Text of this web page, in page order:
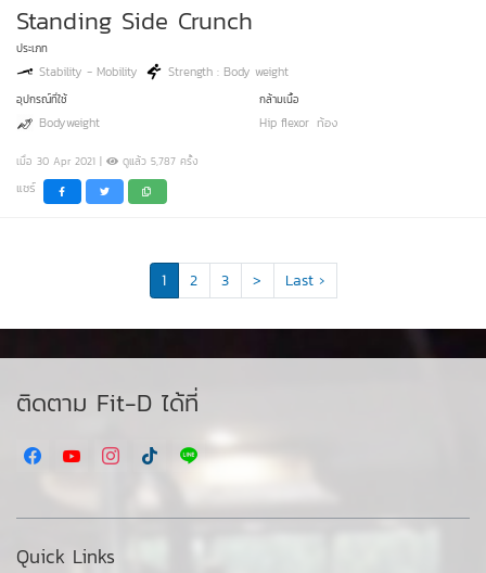
Standing Side Crunch
ประเภท
Stability - Mobility Strength : Body weight
อุปกรณ์ที่ใช้
Bodyweight
กล้ามเนื้อ
Hip flexor ท้อง
เมื่อ 30 Apr 2021 | ดูแล้ว 5,787 ครั้ง
แชร์
1 2 3 > Last ›
ติดตาม Fit-D ได้ที่
Quick Links